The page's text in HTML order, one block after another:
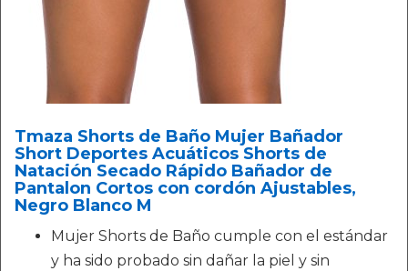
Tmaza Shorts de Baño Mujer Bañador
Short Deportes Acuáticos Shorts de
Natación Secado Rápido Bañador de
Pantalon Cortos con cordón Ajustables,
Negro Blanco M
Mujer Shorts de Baño cumple con el estándar
y ha sido probado sin dañar la piel y sin